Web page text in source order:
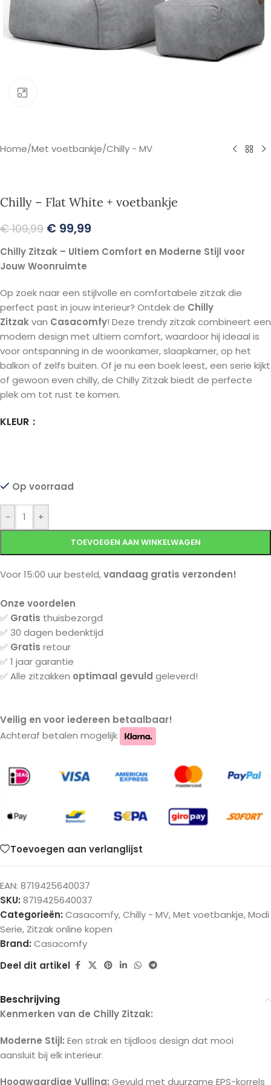
Home/Met voetbankje/Chilly - MV
Chilly – Flat White + voetbankje
€109,99 € 99,99
Chilly Zitzak – Ultiem Comfort en Moderne Stijl voor
Jouw Woonruimte
Op zoek naar een stijlvolle en comfortabele zitzak die
perfect past in jouw interieur? Ontdek de Chilly
Zitzakvan Casacomfy! Deze trendy zitzak combineert een
modern design met ultiem comfort, waardoor hij ideaal is
voor ontspanning in de woonkamer, slaapkamer, op het
balkon of zelfs buiten. Of je nu een boek leest, een serie kijkt
of gewoon even chilly, de Chilly Zitzak biedt de perfecte
plek om tot rust te komen.
KLEUR
Op voorraad
- +
TOEVOEGEN AAN WINKELWAGEN
Voor 15:00 uur besteld,vandaag gratis verzonden!
Onze voordelen
✅ Gratis thuisbezorgd
✅ 30 dagen bedenktijd
✅ Gratis retour
✅ 1 jaar garantie
✅ Alle zitzakken optimaal gevuld geleverd!
Veilig en voor iedereen betaalbaar!
Achteraf betalen mogelijk
Toevoegen aan verlanglijst
EAN: 8719425640037
SKU: 8719425640037
Categorieën: Casacomfy,Chilly - MV,Met voetbankje,Modi
Serie, Zitzak online kopen
Brand: Casacomfy
Deel dit artikel
Beschrijving
Kenmerken van de Chilly Zitzak:
Moderne Stijl: Een strak en tijdloos design dat mooi
aansluit bij elk interieur.
Hoogwaardige Vulling: Gevuld met duurzame EPS-korrels